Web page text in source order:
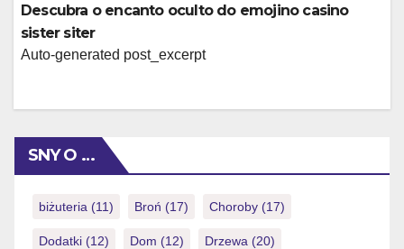
Descubra o encanto oculto do emojino casino
sister siter
Auto-generated post_excerpt
SNY O …
biżuteria (11) Broń (17) Choroby (17)
Dodatki (12) Dom (12) Drzewa (20)